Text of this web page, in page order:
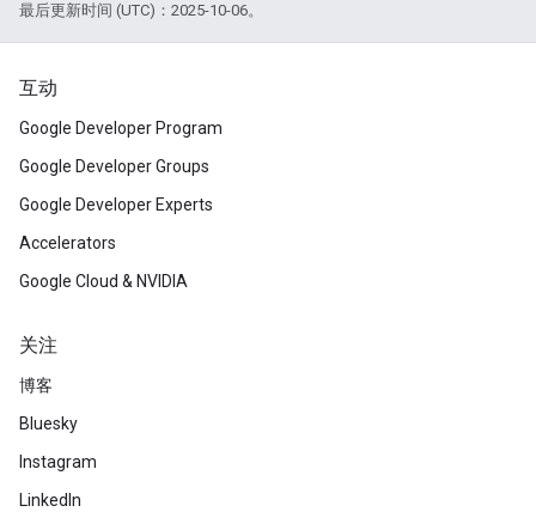
最后更新时间 (UTC)：2025-10-06。
互动
Google Developer Program
Google Developer Groups
Google Developer Experts
Accelerators
Google Cloud & NVIDIA
关注
博客
Bluesky
Instagram
LinkedIn